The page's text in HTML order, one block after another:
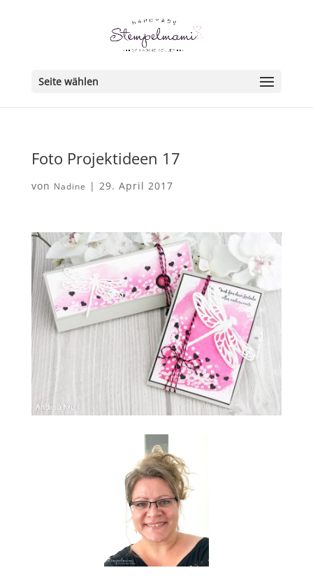
Seite wählen
Foto Projektideen 17
von Nadine | 29. April 2017